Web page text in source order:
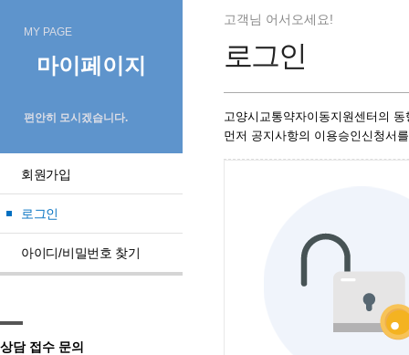
마이페이지
MY PAGE
편안히 모시겠습니다.
회원가입
로그인
아이디/비밀번호 찾기
상담 접수 문의
로그인
고객님 어서오세요!
고양시교통약자이동지원센터의
먼저 공지사항의 이용승인신청서